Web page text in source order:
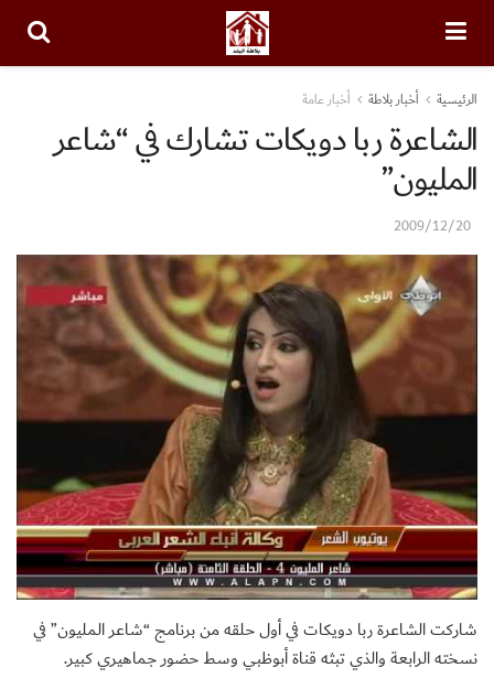
الرئيسية أخبار بلاطة أخبار عامة
الشاعرة ربا دويكات تشارك في “شاعر
المليون”
2009/12/20
شاركت الشاعرة ربا دويكات في أول حلقه من برنامج “شاعر المليون” في
نسخته الرابعة والذي تبثه قناة أبوظبي وسط حضور جماهيري كبير.